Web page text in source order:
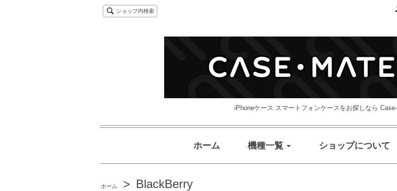
ショップ内検索
iPhoneケース スマートフォンケースをお探しなら
ホーム 機種一覧 ショップについて
ホーム > BlackBerry